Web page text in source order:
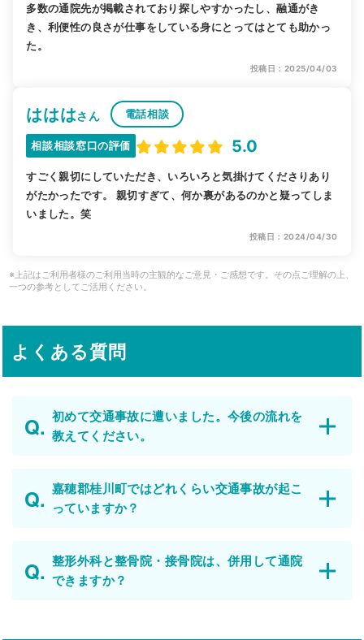
多数の通院先が掲載されており探しやすかったし、融通がき
き、利便性の良さが仕事をしている身にとってはとても助かっ
た。
投稿日：2025/04/03
はははさん 電話相談
相談相談窓口の評価 5.0
すごく親切にしていただき、いろいろと気掛けてくださりあり
がたかったです。 親切すぎて、何か裏があるのかと疑ってしま
いました。笑
投稿日：2024/04/30
※上記はご利用者様のご利用当時の主観的なご意見・ご感想です。その点ご理解の上、
一つの参考としてご活用ください。
よくある質問
初めて交通事故に遭いました。今後の流れを
教えてください。
嘉穂郡桂川町ではどれくらい交通事故が起こ
っていますか？
整形外科と整骨院・接骨院は、併用して通院
できますか？